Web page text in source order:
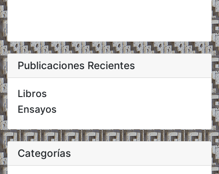
Publicaciones Recientes
Libros
Ensayos
Categorías